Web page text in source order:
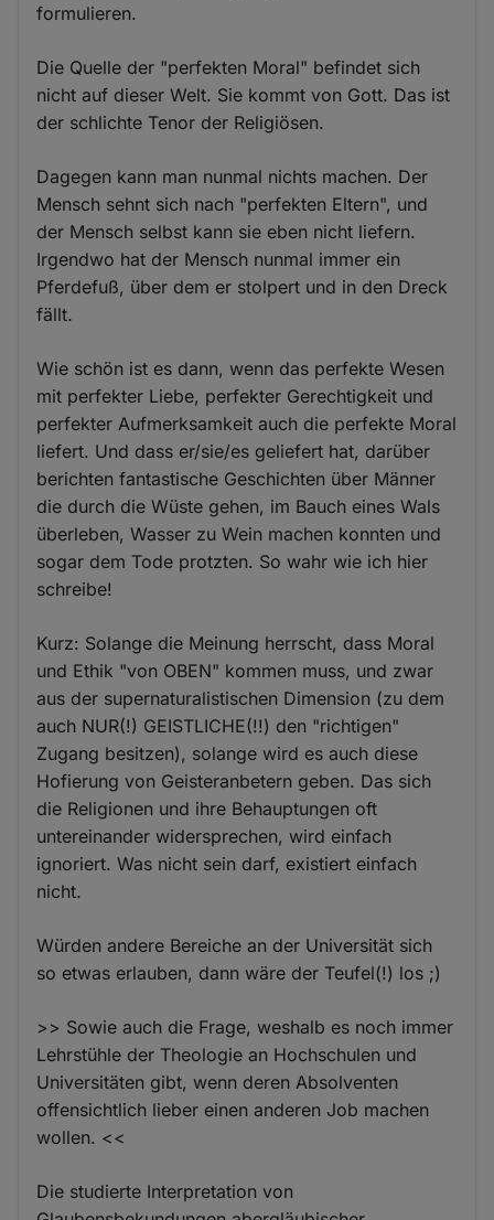
formulieren.
Die Quelle der "perfekten Moral" befindet sich
nicht auf dieser Welt. Sie kommt von Gott. Das ist
der schlichte Tenor der Religiösen.
Dagegen kann man nunmal nichts machen. Der
Mensch sehnt sich nach "perfekten Eltern", und
der Mensch selbst kann sie eben nicht liefern.
Irgendwo hat der Mensch nunmal immer ein
Pferdefuß, über dem er stolpert und in den Dreck
fällt.
Wie schön ist es dann, wenn das perfekte Wesen
mit perfekter Liebe, perfekter Gerechtigkeit und
perfekter Aufmerksamkeit auch die perfekte Moral
liefert. Und dass er/sie/es geliefert hat, darüber
berichten fantastische Geschichten über Männer
die durch die Wüste gehen, im Bauch eines Wals
überleben, Wasser zu Wein machen konnten und
sogar dem Tode protzten. So wahr wie ich hier
schreibe!
Kurz: Solange die Meinung herrscht, dass Moral
und Ethik "von OBEN" kommen muss, und zwar
aus der supernaturalistischen Dimension (zu dem
auch NUR(!) GEISTLICHE(!!) den "richtigen"
Zugang besitzen), solange wird es auch diese
Hofierung von Geisteranbetern geben. Das sich
die Religionen und ihre Behauptungen oft
untereinander widersprechen, wird einfach
ignoriert. Was nicht sein darf, existiert einfach
nicht.
Würden andere Bereiche an der Universität sich
so etwas erlauben, dann wäre der Teufel(!) los ;)
>> Sowie auch die Frage, weshalb es noch immer
Lehrstühle der Theologie an Hochschulen und
Universitäten gibt, wenn deren Absolventen
offensichtlich lieber einen anderen Job machen
wollen. <<
Die studierte Interpretation von